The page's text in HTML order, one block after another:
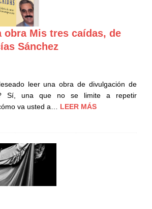
obra Mis tres caídas, de
Sánchez
leer una obra de divulgación de
Sí, una que no se limite a repetir
va usted a… LEER MÁS